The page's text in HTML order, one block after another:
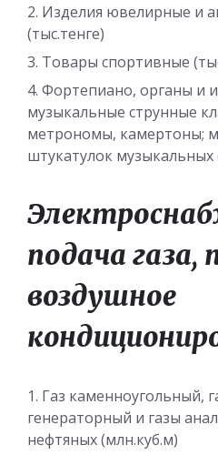
Изделия ювелирные и
(тыс.тенге)
Товары спортивные
Фортепиано, органы и
музыкальные струнные
метрономы, камертоны;
штукатулок музыкальных
подача газа,
воздушное
Газ каменноугольный,
генераторный и газы
нефтяных (млн.куб.м)